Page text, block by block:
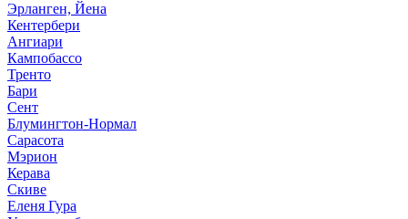
Эрланген, Йена
Кентербери
Ангиари
Кампобассо
Тренто
Бари
Сент
Блумингтон-Нормал
Сарасота
Мэрион
Керава
Скиве
Еленя Гура